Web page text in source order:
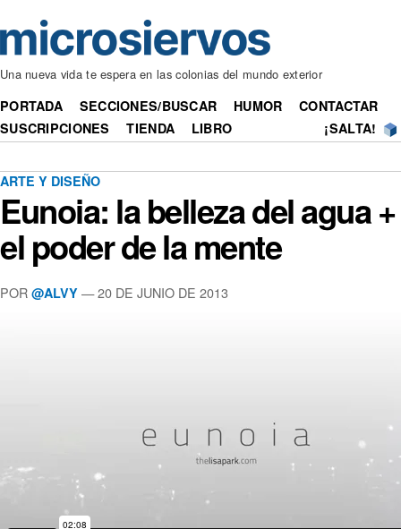
Una nueva vida te espera en las colonias del mundo exterior
PORTADA SECCIONES/BUSCAR HUMOR
CONTACTAR
SUSCRIPCIONES
TIENDA LIBRO ¡SALTA!
ARTE Y DISEÑO
Eunoia: la belleza del agua +
el poder de la mente
POR @ALVY — 20 DE JUNIO DE 2013